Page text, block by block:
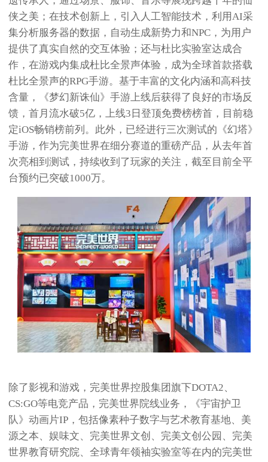
侠之美；在技术创新上，引入人工智能技术，利用AI采
集分析服务器的数据，自动生成新势力和NPC，为用户
提供了真实自然的交互体验；还与杜比实验室达成合
作，在游戏内集成杜比全景声体验，成为全球首款搭载
杜比全景声的RPG手游。基于丰富的文化内涵和高科技
含量，《梦幻新诛仙》手游上线后获得了良好的市场反
馈，首月流水破5亿，上线3日登顶免费榜榜首，目前稳
定iOS畅销榜前列。此外，已经进行三次测试的《幻塔》
手游，作为完美世界在细分赛道的重磅产品，从去年首
次亮相到测试，持续收到了玩家的关注，截至目前全平
台预约已突破1000万。
除了影视和游戏，完美世界控股集团旗下DOTA2、
CS:GO等电竞产品，完美世界院线业务，《宇宙护卫
队》动画片IP，包括像素种子数字与艺术教育基地、美
源之本、娱味文、完美世界文创、完美文创公园、完美
世界教育研究院、全球青年领袖实验室等在内的完美世